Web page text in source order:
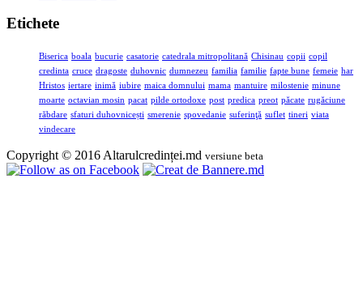
Etichete
Biserica boala bucurie casatorie catedrala mitropolitană Chisinau copii copil
credinta cruce dragoste duhovnic dumnezeu familia familie fapte bune femeie har
Hristos iertare inimă iubire maica domnului mama mantuire milostenie minune
moarte octavian mosin pacat pilde ortodoxe post predica preot păcate rugăciune
răbdare sfaturi duhovnicești smerenie spovedanie suferinţă suflet tineri viata
vindecare
Copyright © 2016 Altarulcredinței.md versiune beta